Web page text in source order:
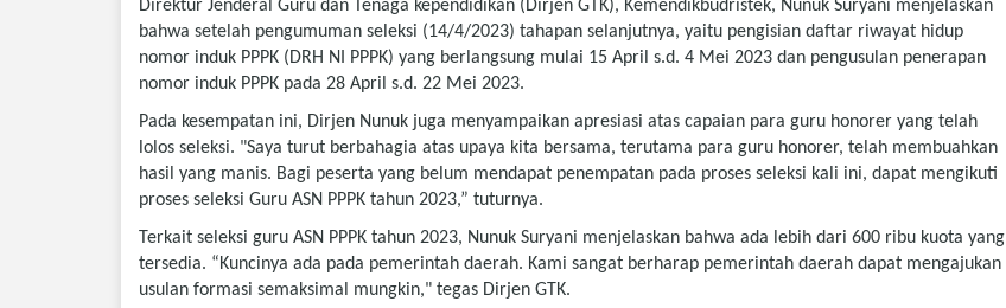
Direktur Jenderal Guru dan Tenaga kependidikan (Dirjen GTK), Kemendikbudristek, Nunuk Suryani menjelaskan
bahwa setelah pengumuman seleksi (14/4/2023) tahapan selanjutnya, yaitu pengisian daftar riwayat hidup
nomor induk PPPK (DRH NI PPPK) yang berlangsung mulai 15 April s.d. 4 Mei 2023 dan pengusulan penerapan
nomor induk PPPK pada 28 April s.d. 22 Mei 2023.
Pada kesempatan ini, Dirjen Nunuk juga menyampaikan apresiasi atas capaian para guru honorer yang telah
lolos seleksi. "Saya turut berbahagia atas upaya kita bersama, terutama para guru honorer, telah membuahkan
hasil yang manis. Bagi peserta yang belum mendapat penempatan pada proses seleksi kali ini, dapat mengikuti
proses seleksi Guru ASN PPPK tahun 2023,” tuturnya.
Terkait seleksi guru ASN PPPK tahun 2023, Nunuk Suryani menjelaskan bahwa ada lebih dari 600 ribu kuota yang
tersedia. “Kuncinya ada pada pemerintah daerah. Kami sangat berharap pemerintah daerah dapat mengajukan
usulan formasi semaksimal mungkin," tegas Dirjen GTK.